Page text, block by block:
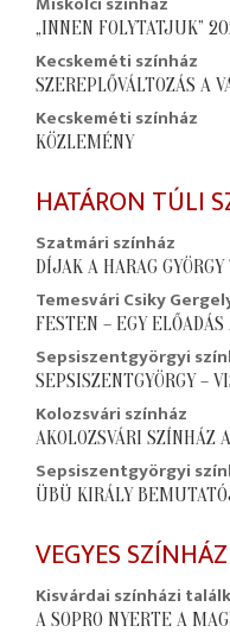
Kecskeméti színház
SZEREPLŐVÁLTOZÁS A
Kecskeméti színház
KÖZLEMÉNY
HATÁRON TÚLI
Szatmári színház
DÍJAK A HARAG
Temesvári Csiky
FESTEN – EGY
Sepsiszentgyörgyi
SEPSISZENTGYÖRGY –
Kolozsvári színház
Sepsiszentgyörgyi
ÜBÜ KIRÁLY
VEGYES
Kisvárdai színházi